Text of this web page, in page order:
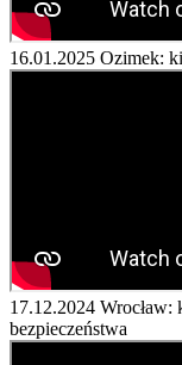
16.01.2025 Ozimek:
17.12.2024 Wrocław:
bezpieczeństwa